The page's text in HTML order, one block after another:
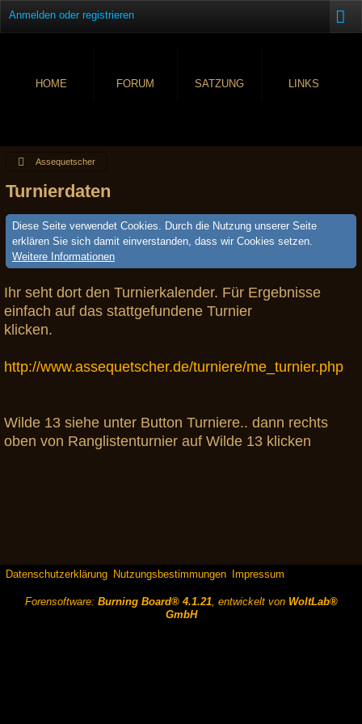
Anmelden oder registrieren
HOME FORUM SATZUNG LINKS
Assequetscher
Turnierdaten
Diese Seite verwendet Cookies. Durch die Nutzung unserer Seite
erklären Sie sich damit einverstanden, dass wir Cookies setzen.
Weitere Informationen
Ihr seht dort den Turnierkalender. Für Ergebnisse
einfach auf das stattgefundene Turnier
klicken.
http://www.assequetscher.de/turniere/me_turnier.php
Wilde 13 siehe unter Button Turniere.. dann rechts
oben von Ranglistenturnier auf Wilde 13 klicken
Datenschutzerklärung Nutzungsbestimmungen Impressum
Forensoftware: Burning Board® 4.1.21, entwickelt von WoltLab®
GmbH